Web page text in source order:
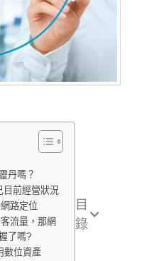
丹嗎？
目前經營狀況
路定位
流量，那網
了嗎?
數位資產
目
錄